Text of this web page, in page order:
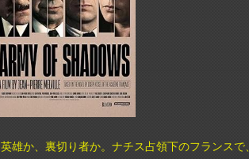
英雄か、裏切り者か。ナチス占領下のフランス